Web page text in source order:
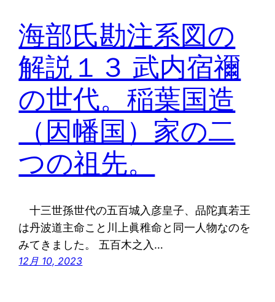
海部氏勘注系図の
解説１３ 武内宿禰
の世代。稲葉国造
（因幡国）家の二
つの祖先。
十三世孫世代の五百城入彦皇子、品陀真若王
は丹波道主命こと川上眞稚命と同一人物なのを
みてきました。 五百木之入…
12月 10, 2023